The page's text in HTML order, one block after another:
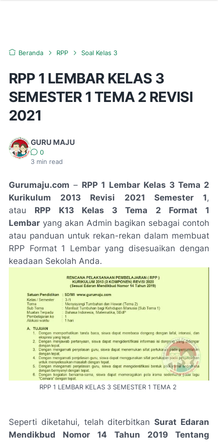
Beranda RPP Soal Kelas 3
RPP 1 LEMBAR KELAS 3
SEMESTER 1 TEMA 2 REVISI
2021
GURU MAJU
0
3 min read
Gurumaju.com – RPP 1 Lembar Kelas 3 Tema 2
Kurikulum 2013 Revisi 2021 Semester 1,
atau RPP K13 Kelas 3 Tema 2 Format 1
Lembar yang akan Admin bagikan sebagai contoh
atau panduan untuk rekan-rekan dalam membuat
RPP Format 1 Lembar yang disesuaikan dengan
keadaan Sekolah Anda.
RPP 1 LEMBAR KELAS 3 SEMESTER 1 TEMA 2
Seperti diketahui, telah diterbitkanSurat Edaran
Mendikbud Nomor 14 Tahun 2019 Tentang